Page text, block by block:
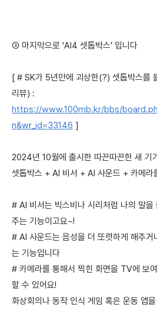
③ 마지막으로 'AI4 셋톱박스' 입니다
[ # SK가 5년만에 괴상한(?) 셋톱박스를
리뷰) :
https://www.100mb.kr/bbs/
n&wr_id=33146 ]
2024년 10월에 출시한 따끈따끈한 새 기
셋톱박스 + AI 비서 + AI 사운드 + 카메라
# AI 비서는 빅스비나 시리처럼 나의 말
주는 기능이고요~!
# AI 사운드는 음성을 더 또렷하게 해주거
는 기능입니다
# 카메라를 통해서 찍힌 화면을 TV에 보
할 수 있어요!
화상회의나 동작 인식 게임 혹은 운동 앱